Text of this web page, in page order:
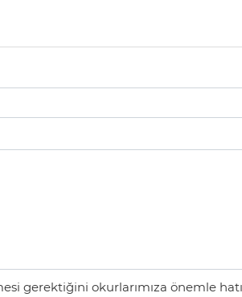
gerektiğini okurlarımıza önemle